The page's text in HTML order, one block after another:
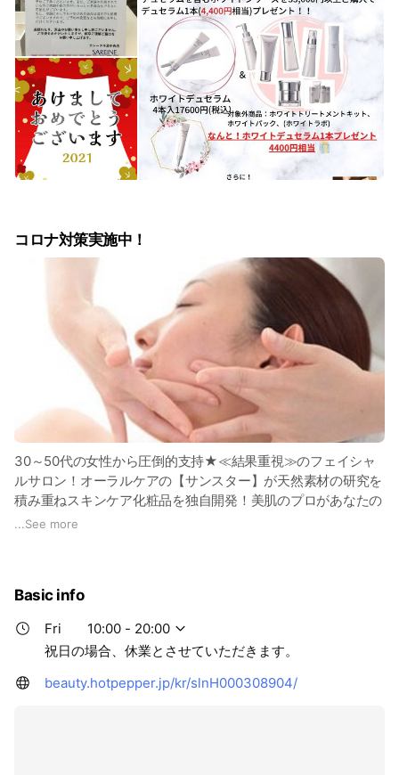
コロナ対策実施中！
30～50代の女性から圧倒的支持★≪結果重視≫のフェイシャ
ルサロン！オーラルケアの【サンスター】が天然素材の研究を
積み重ねスキンケア化粧品を独自開発！美肌のプロがあなたの
悩みを見極め一人ひとりにあったフェイシャルエステをご提供
...See more
Basic info
Fri
10:00 - 20:00
祝日の場合、休業とさせていただきます。
beauty.hotpepper.jp/kr/slnH000308904/